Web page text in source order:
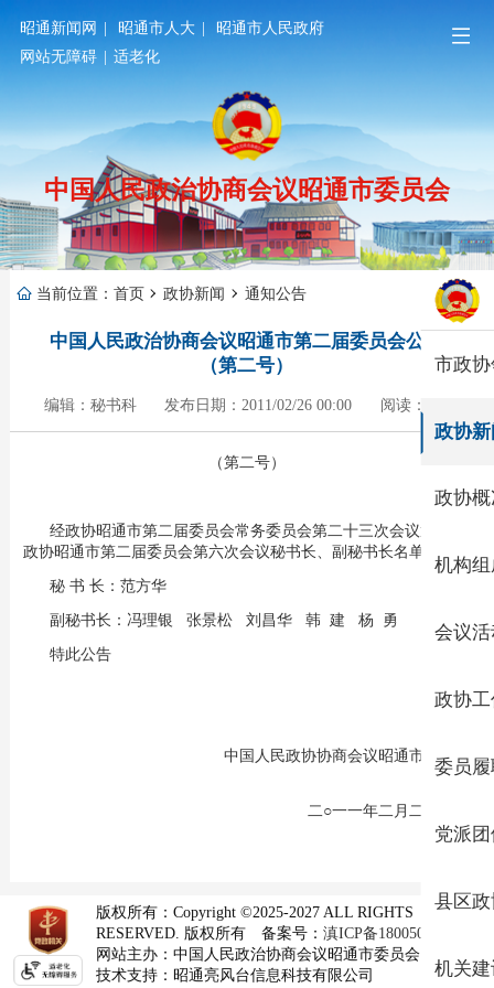
昭通新闻网 | 昭通市人大 |
昭通市人民政府
网站无障碍 | 适老化
中国人民政治协商会议昭通市委员会
市政
政协新
政协概
机构组
会议活
政协工
委员履
党派
县区政
机关建
当前位置： 首页 政协新闻 通知公告
中国人民政治协商会议昭通市第二届委员会公告
（第二号）
编辑：秘书科 发布日期：2011/02/26 00:00 阅读：968
（第二号）
经政协昭通市第二届委员会常务委员会第二十三次会议通过，
政协昭通市第二届委员会第六次会议秘书长、副秘书长名单为：
秘 书 长：范方华
副秘书长：冯理银 张景松 刘昌华 韩 建 杨 勇
特此公告
中国人民政协协商会议昭通市委员会
二○一一年二月二十六日
版权所有：Copyright ©2025-2027 ALL RIGHTS
RESERVED. 版权所有
备案号：滇ICP备18005074号-1
网站主办： 中国人民政治协商会议昭通市委员会
技术支持：昭通亮风台信息科技有限公司